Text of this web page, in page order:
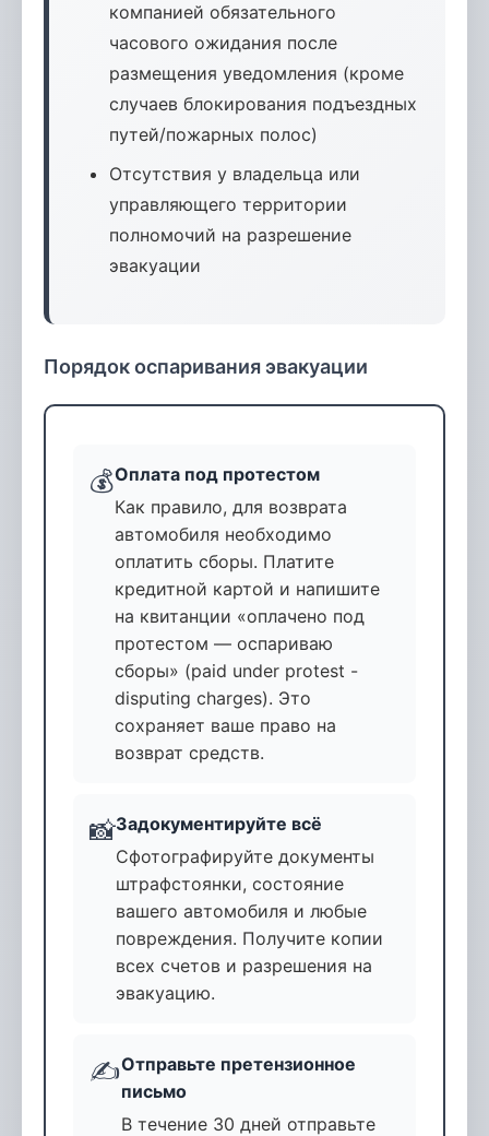
компанией обязательного
часового ожидания после
размещения уведомления (кроме
случаев блокирования подъездных
путей/пожарных полос)
Отсутствия у владельца или
управляющего территории
полномочий на разрешение
эвакуации
Порядок оспаривания эвакуации
💰Оплата под протестом
Как правило, для возврата
автомобиля необходимо
оплатить сборы. Платите
кредитной картой и напишите
на квитанции «оплачено под
протестом — оспариваю
сборы» (paid under protest -
disputing charges). Это
сохраняет ваше право на
возврат средств.
📸Задокументируйте всё
Сфотографируйте документы
штрафстоянки, состояние
вашего автомобиля и любые
повреждения. Получите копии
всех счетов и разрешения на
эвакуацию.
✍️Отправьте претензионное
письмо
В течение 30 дней отправьте